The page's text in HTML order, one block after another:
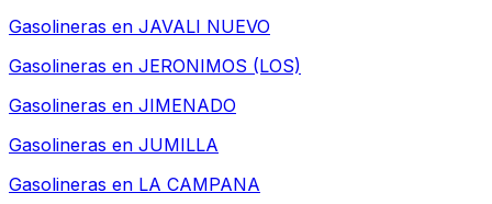
Gasolineras en JAVALI NUEVO
Gasolineras en JERONIMOS (LOS)
Gasolineras en JIMENADO
Gasolineras en JUMILLA
Gasolineras en LA CAMPANA